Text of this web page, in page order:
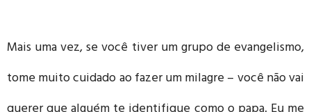
Mais uma vez, se você tiver um grupo de evangelismo,
tome muito cuidado ao fazer um milagre – você não vai